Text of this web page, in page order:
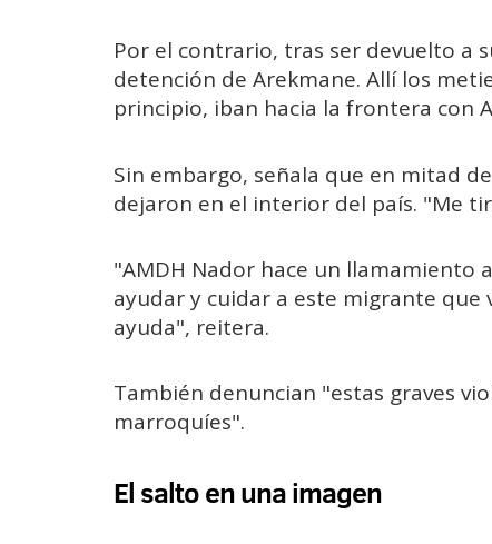
Por el contrario, tras ser devuelto a
detención de Arekmane. Allí los
principio, iban hacia la frontera con
Sin embargo, señala que en mitad
dejaron en el interior del país. "Me
"AMDH Nador hace un llamamiento
ayudar y cuidar a este migrante que
ayuda", reitera.
También denuncian "estas graves
marroquíes".
El salto en una imagen